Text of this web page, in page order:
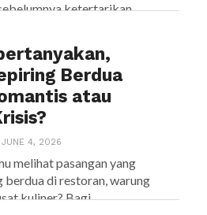
ketertarikan...
Berdua
atau
JUNE 4, 2026
melihat pasangan yang
berdua di restoran, warung
kuliner? Bagi...